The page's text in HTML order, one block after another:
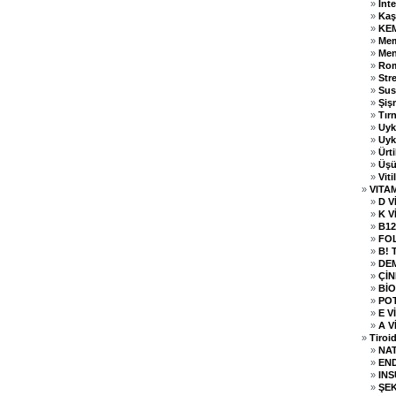
»
»
»
»
»
»
»
»
»
»
»
»
»
»
»
»
» D
» K
»
»
» B!
»
»
»
»
» E
» A
»
»
»
»
»